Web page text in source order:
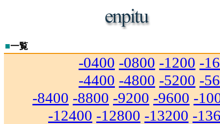
■一覧
-0400 -0800 -1200 -
-4400 -4800 -5200 -
-8400 -8800 -9200 -9600 -
-12400 -12800 -13200 -